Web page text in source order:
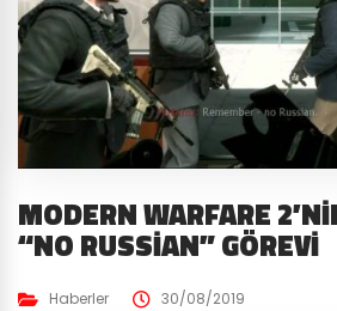
MODERN WARFARE
“NO RUSSIAN” GÖREVI
Haberler 30/08/2019